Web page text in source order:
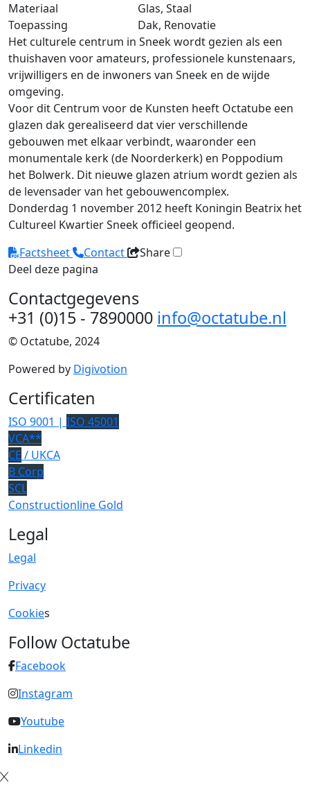
Materiaal
Glas, Staal
Toepassing
Dak, Renovatie
Het culturele centrum in Sneek wordt gezien als een
thuishaven voor amateurs, professionele kunstenaars,
vrijwilligers en de inwoners van Sneek en de wijde
omgeving.
Voor dit Centrum voor de Kunsten heeft Octatube een
glazen dak gerealiseerd dat vier verschillende
gebouwen met elkaar verbindt, waaronder een
monumentale kerk (de Noorderkerk) en Poppodium
het Bolwerk. Dit nieuwe glazen atrium wordt gezien als
de levensader van het gebouwencomplex.
Donderdag 1 november 2012 heeft Koningin Beatrix het
Cultureel Kwartier Sneek officieel geopend.
Factsheet
Contact
Share
Deel deze pagina
Contactgegevens
+31 (0)15 - 7890000 info@octatube.nl
© Octatube, 2024
Powered by Digivotion
Certificaten
ISO 9001 | ISO 45001
VCA**
CE / UKCA
B Corp
SCL
Constructionline Gold
Legal
Legal
Privacy
Cookies
Follow Octatube
Facebook
Instagram
Youtube
Linkedin